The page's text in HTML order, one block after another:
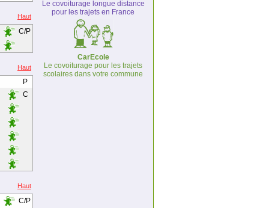
Haut
C/P
Haut
P
C
Haut
C/P
Le covoiturage longue distance
pour les trajets en France
CarEcole
Le covoiturage pour les trajets
scolaires dans votre commune